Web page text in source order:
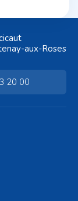
aux-Roses
20 00